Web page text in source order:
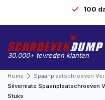
100
30.000+ tevreden klanten
Home
Spaanplaatschroeven
Silvermate Spaanplaatschroeven
Stuks